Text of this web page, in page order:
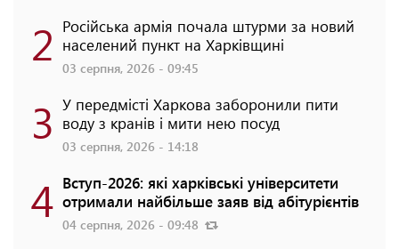
2 Російська армія почала штурми за новий
населений пункт на Харківщині
03 серпня, 2026 - 09:45
3 У передмісті Харкова заборонили пити
воду з кранів і мити нею посуд
03 серпня, 2026 - 14:18
4 Вступ-2026: які харківські університети
отримали найбільше заяв від абітурієнтів
04 серпня, 2026 - 09:48